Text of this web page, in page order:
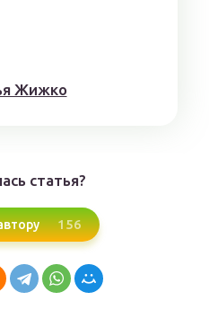
Жижкo
статья?
156